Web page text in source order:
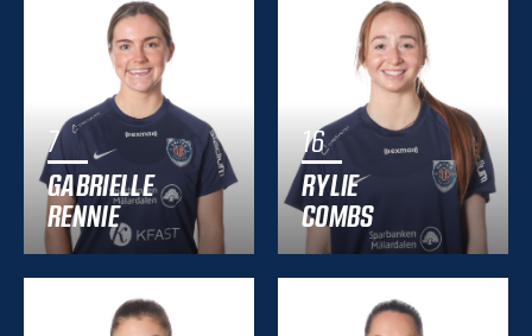
7
GABRIELLE
RENNIE
16
RYLIE
COMBS